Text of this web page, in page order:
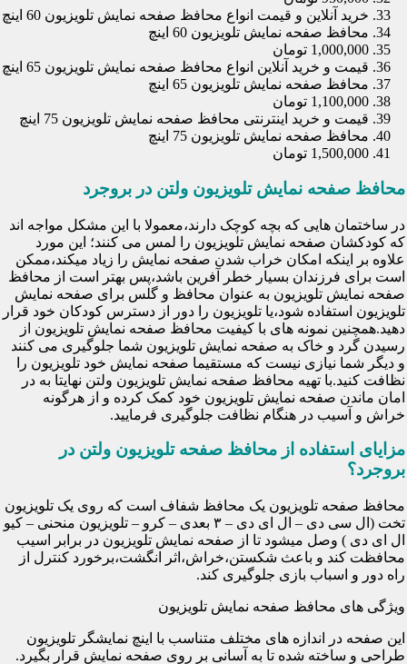
خرید آنلاین و قیمت انواع محافظ صفحه نمایش تلویزیون 60 اینچ
محافظ صفحه نمایش تلویزیون 60 اینچ
1,000,000 تومان
قیمت و خرید آنلاین انواع محافظ صفحه نمایش تلویزیون 65 اینچ
محافظ صفحه نمایش تلویزیون 65 اینچ
1,100,000 تومان
قیمت و خرید اینترنتی محافظ صفحه نمایش تلویزیون 75 اینچ
محافظ صفحه نمایش تلویزیون 75 اینچ
1,500,000 تومان
محافظ صفحه نمایش تلویزیون ولتن در بروجرد
در ساختمان هایی که بچه کوچک دارند،معمولا با این مشکل مواجه اند
که کودکشان صفحه نمایش تلویزیون را لمس می کنند؛ این مورد
علاوه بر اینکه امکان خراب شدن صفحه نمایش را زیاد میکند،ممکن
است برای فرزندان بسیار خطر آفرین باشد،پس بهتر است از محافظ
صفحه نمایش تلویزیون به عنوان محافظ و گلس برای صفحه نمایش
تلویزیون استفاده شود،یا تلویزیون را دور از دسترس کودکان خود قرار
دهید.همچنین نمونه های با کیفیت محافظ صفحه نمایش تلویزیون از
رسیدن گرد و خاک به صفحه نمایش تلویزیون شما جلوگیری می کنند
و دیگر شما نیازی نیست که مستقیما صفحه نمایش خود تلویزیون را
نظافت کنید.با تهیه محافظ صفحه نمایش تلویزیون ولتن نهایتا به در
امان ماندن صفحه نمایش تلویزیون خود کمک کرده و از هرگونه
خراش و آسیب در هنگام نظافت جلوگیری فرمایید.
مزایای استفاده از محافظ صفحه تلویزیون ولتن در
بروجرد؟
محافظ صفحه تلویزیون یک محافظ شفاف است که روی یک تلویزیون
تخت (ال سی دی – ال ای دی – ۳ بعدی – کرو – تلویزیون منحنی – کیو
ال ای دی ) وصل میشود تا از صفحه نمایش تلویزیون در برابر اسیب
محافظت کند و باعث شکستن،خراش،اثر انگشت،برخورد کنترل از
راه دور و اسباب بازی جلوگیری کند.
ویژگی های محافظ صفحه نمایش تلویزیون
این صفحه در اندازه های مختلف متناسب با اینچ نمایشگر تلویزیون
طراحی و ساخته شده تا به آسانی بر روی صفحه نمایش قرار بگیرد.